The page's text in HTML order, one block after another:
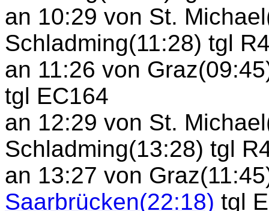
an 10:29 von St.
Schladming(11:28) tgl
an 11:26 von
tgl EC164
an 12:29 von St.
Schladming(13:28) tgl
an 13:27 von
Saarbrücken(22:18) tgl